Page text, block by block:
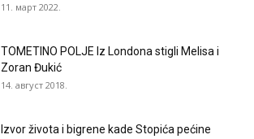
11. март 2022.
TOMETINO POLJE Iz Londona stigli Melisa i
Zoran Đukić
14. август 2018.
Izvor života i bigrene kade Stopića pećine